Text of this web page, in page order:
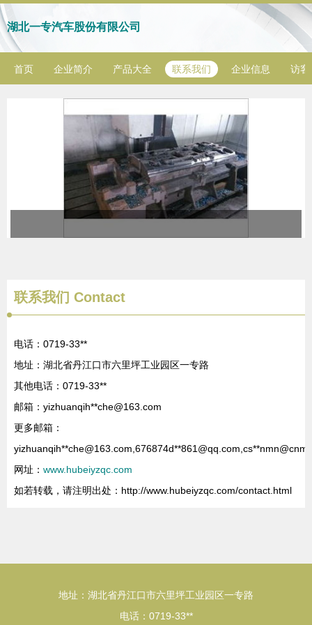
湖北一专汽车股份有限公司
首页 企业简介 产品大全 联系我们 企业信息 访客
联系我们 Contact
电话：0719-33**
地址：湖北省丹江口市六里坪工业园区一专路
其他电话：0719-33**
邮箱：yizhuanqih**che@163.com
更多邮箱：
yizhuanqih**che@163.com ,676874d**861@qq.com ,cs**
网址： www.hubeiyzqc.com
如若转载，请注明出处：http://www.hubeiyzqc.com/contact.html
地址：湖北省丹江口市六里坪工业园区一专路
电话：0719-33**